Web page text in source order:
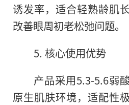
诱发率，适合轻熟龄肌
改善眼周初老松弛问题。
5. 核心使用优势
产品采用5.3-5.6弱
原生肌肤环境，适配性